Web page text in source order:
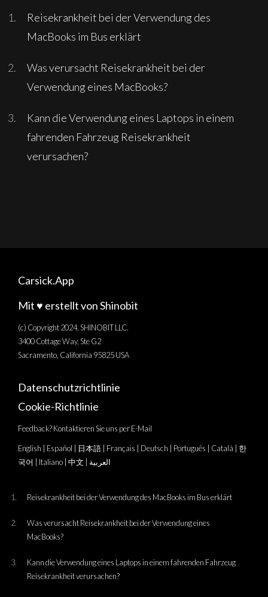
Reisekrankheit bei der Verwendung des
MacBooks im Bus erklärt
Was verursacht Reisekrankheit bei der
Verwendung eines MacBooks?
Kann die Verwendung eines Laptops in einem
fahrenden Fahrzeug Reisekrankheit
verursachen?
Carsick.App
Mit ♥️ erstellt von Shinobit
(c) Copyright 2024, SHINOBIT LLC.
3400 Cottage Way, Ste G2
Sacramento, California 95825 USA
Datenschutzrichtlinie
Cookie-Richtlinie
Feedback? Kontaktieren Sie uns per E-Mail
English Español 日本語 Français Deutsch Português Català
한
국어
Italiano |中文 العربية
Reisekrankheit bei der Verwendung des MacBooks im Bus erklärt
Was verursacht Reisekrankheit bei der Verwendung eines
MacBooks?
Kann die Verwendung eines Laptops in einem fahrenden Fahrzeug
Reisekrankheit verursachen?